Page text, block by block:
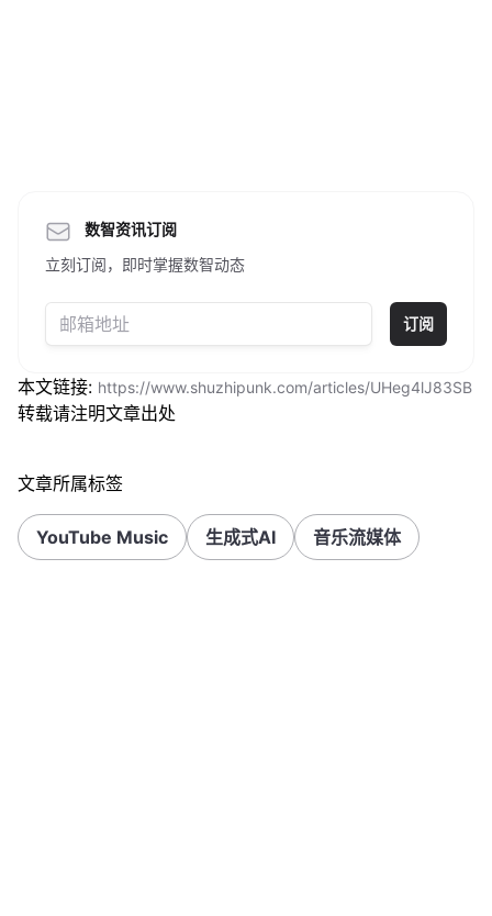
数智资讯订阅
立刻订阅，即时掌握数智动态
订阅
本文链接: https://www.shuzhipunk.com/articles/UHeg4lJ83SB
转载请注明文章出处
文章所属标签
YouTube Music 生成式AI 音乐流媒体